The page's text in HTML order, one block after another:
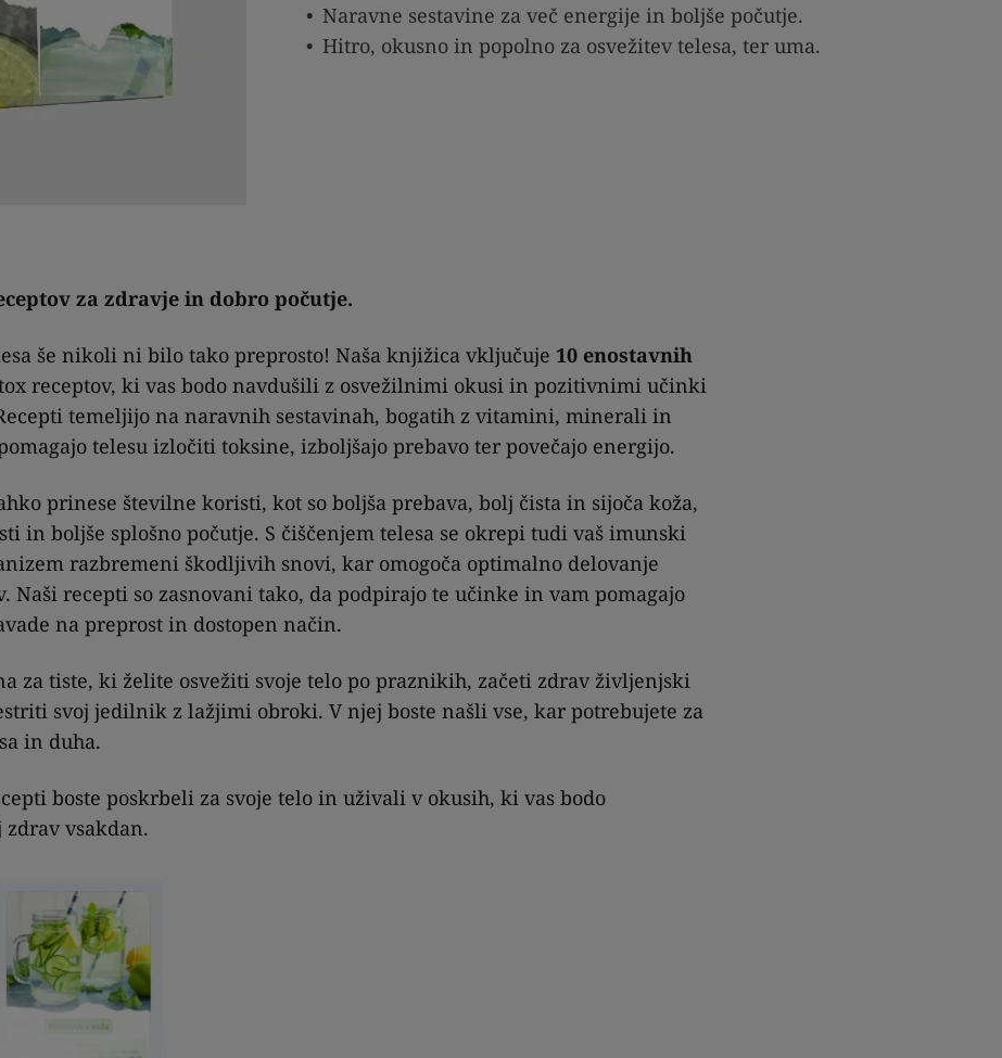
Naravne sestavine za več energije in boljše počutje.
Hitro, okusno in popolno za osvežitev telesa, ter uma.
za zdravje in dobro počutje.
še nikoli ni bilo tako preprosto! Naša knjižica vključuje 10 enostavnih
receptov, ki vas bodo navdušili z osvežilnimi okusi in pozitivnimi učinki
temeljijo na naravnih sestavinah, bogatih z vitamini, minerali in
telesu izločiti toksine, izboljšajo prebavo ter povečajo energijo.
prinese številne koristi, kot so boljša prebava, bolj čista in sijoča koža,
in boljše splošno počutje. S čiščenjem telesa se okrepi tudi vaš imunski
razbremeni škodljivih snovi, kar omogoča optimalno delovanje
Naši recepti so zasnovani tako, da podpirajo te učinke in vam pomagajo
na preprost in dostopen način.
za tiste, ki želite osvežiti svoje telo po praznikih, začeti zdrav življenjski
svoj jedilnik z lažjimi obroki. V njej boste našli vse, kar potrebujete za
in duha.
boste poskrbeli za svoje telo in uživali v okusih, ki vas bodo
vsakdan.